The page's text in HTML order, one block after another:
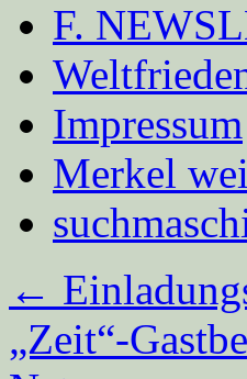
F.
Impressum
Merkel
←
„Zeit“-